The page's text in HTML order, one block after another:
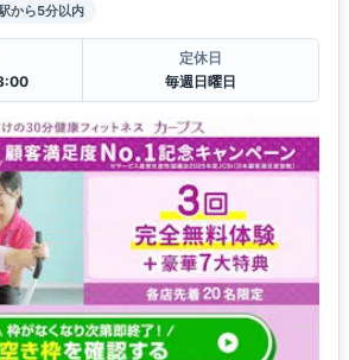
から5分以内
定休日
毎週日曜日